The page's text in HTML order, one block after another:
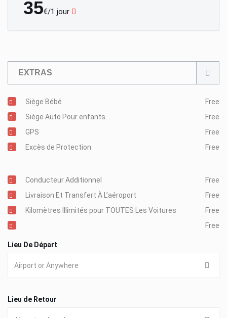
35€/1 jour
EXTRAS
Siège Bébé
Free
Siège Auto Pour enfants
Free
GPS
Free
Excès de Protection
Free
Conducteur Additionnel
Free
Livraison Et Transfert À L’aéroport
Free
Kilomètres Illimités pour TOUTES Les Voitures
Free
Free
Lieu De Départ
Lieu de Retour